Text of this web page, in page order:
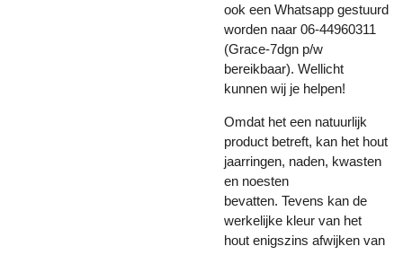
ook een Whatsapp gestuurd
worden naar 06-44960311
(Grace-7dgn p/w
bereikbaar). Wellicht
kunnen wij je helpen!
Omdat het een natuurlijk
product betreft, kan het hout
jaarringen, naden, kwasten
en noesten
bevatten. Tevens kan de
werkelijke kleur van het
hout enigszins afwijken van